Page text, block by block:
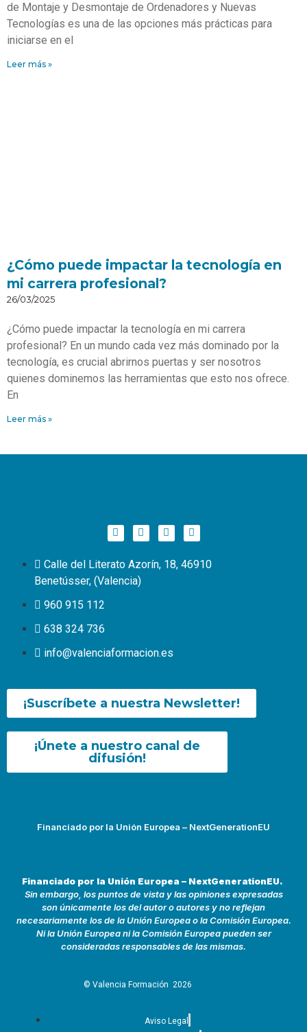
de Montaje y Desmontaje de Ordenadores y Nuevas
Tecnologías es una de las opciones más prácticas para
iniciarse en el
Leer más »
¿Cómo puede impactar la tecnología en
mi carrera profesional?
26/03/2025
¿Cómo puede impactar la tecnología en mi carrera
profesional? En un mundo cada vez más dominado por la
tecnología, es crucial abrirnos puertas y ser nosotros
quienes dominemos las herramientas que esto nos ofrece.
En
Leer más »
Calle del Literato Azorín, 18, 46910
Benetússer, (Valencia)
960 915 112
638 324 736
info@valenciaformacion.es
¡Suscríbete a nuestra Newsletter!
¡Únete a nuestro canal de
difusión!
Financiado por la Unión Europea – NextGenerationEU
Financiado por la Unión Europea – NextGenerationEU.
Sin embargo, los puntos de vista y las opiniones expresadas
son únicamente los del autor o autores y no reflejan
necesariamente los de la Unión Europea o la Comisión Europea.
Ni la Unión Europea ni la Comisión Europea pueden ser
consideradas responsables de las mismas.
© Valencia Formación 2026
Aviso Legal